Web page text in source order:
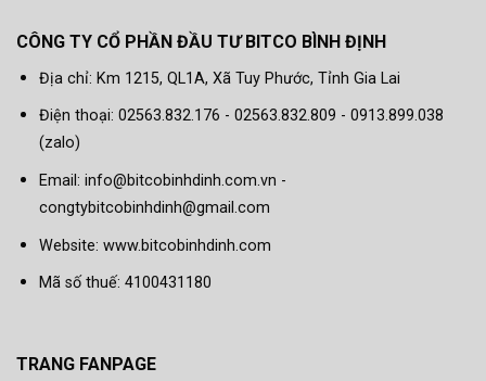
CÔNG TY CỔ PHẦN ĐẦU TƯ BITCO BÌNH ĐỊNH
Địa chỉ: Km 1215, QL1A, Xã Tuy Phước, Tỉnh Gia Lai
Điện thoại: 02563.832.176 - 02563.832.809 - 0913.899.038
(zalo)
Email: info@bitcobinhdinh.com.vn -
congtybitcobinhdinh@gmail.com
Website: www.bitcobinhdinh.com
Mã số thuế: 4100431180
TRANG FANPAGE